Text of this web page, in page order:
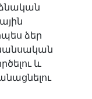
ձեր
և